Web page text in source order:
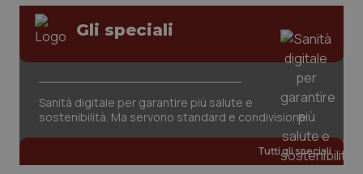
Gli speciali
Sanità digitale per garantire più salute e
sostenibilità. Ma servono standard e condivisione
Tutti gli speciali